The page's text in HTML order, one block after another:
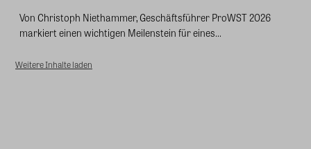
Von Christoph Niethammer, Geschäftsführer ProWST 2026
markiert einen wichtigen Meilenstein für eines...
Weitere Inhalte laden